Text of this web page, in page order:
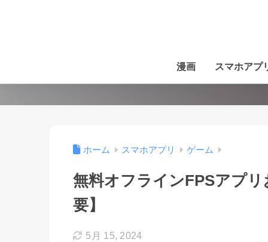
漫画 スマホアプ
ホーム スマホアプリ ゲーム
無料オフラインFPSアプ
要】
5月 15, 2024